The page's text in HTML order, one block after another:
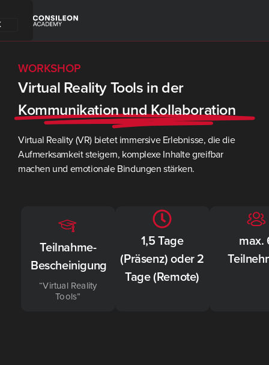
WORKSHOP
Virtual Reality Tools in der
Kommunikation und Kollaboration
Virtual Reality (VR) bietet immersive Erlebnisse, die die
Aufmerksamkeit steigern, komplexe Inhalte greifbar
machen und emotionale Bindungen stärken.
Teilnahme-
Bescheinigung
“Vir­tu­al Rea­li­ty
Tools”
1,5 Tage
(Präsenz) oder 2
Tage (Remote)
max.